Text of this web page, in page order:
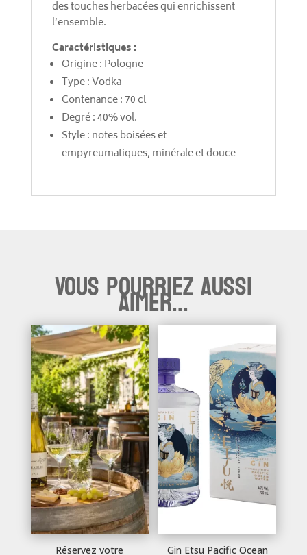
des touches herbacées qui enrichissent
l’ensemble.
Caractéristiques :
Origine : Pologne
Type : Vodka
Contenance : 70 cl
Degré : 40% vol.
Style : notes boisées et
empyreumatiques, minérale et douce
Vous pourriez aussi
aimer...
Réservez votre Gin Etsu Pacific Ocean